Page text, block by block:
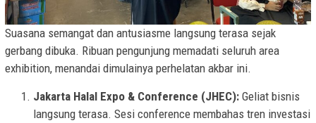
Suasana semangat dan antusiasme langsung terasa sejak
gerbang dibuka. Ribuan pengunjung memadati seluruh area
exhibition, menandai dimulainya perhelatan akbar ini.
Jakarta Halal Expo & Conference (JHEC): Geliat bisnis
langsung terasa. Sesi conference membahas tren investasi